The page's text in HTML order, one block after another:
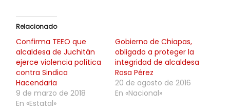
Relacionado
Confirma TEEO que
alcaldesa de Juchitán
ejerce violencia política
contra Sindica
Hacendaria
9 de marzo de 2018
En «Estatal»
Gobierno de Chiapas,
obligado a proteger la
integridad de alcaldesa
Rosa Pérez
20 de agosto de 2016
En «Nacional»